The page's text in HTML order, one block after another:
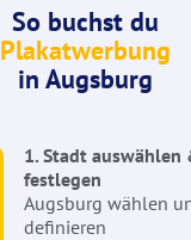
So buchst du
Plakatwerbung
in Augsburg
1. Stadt auswählen
festlegen
Augsburg wählen
definieren